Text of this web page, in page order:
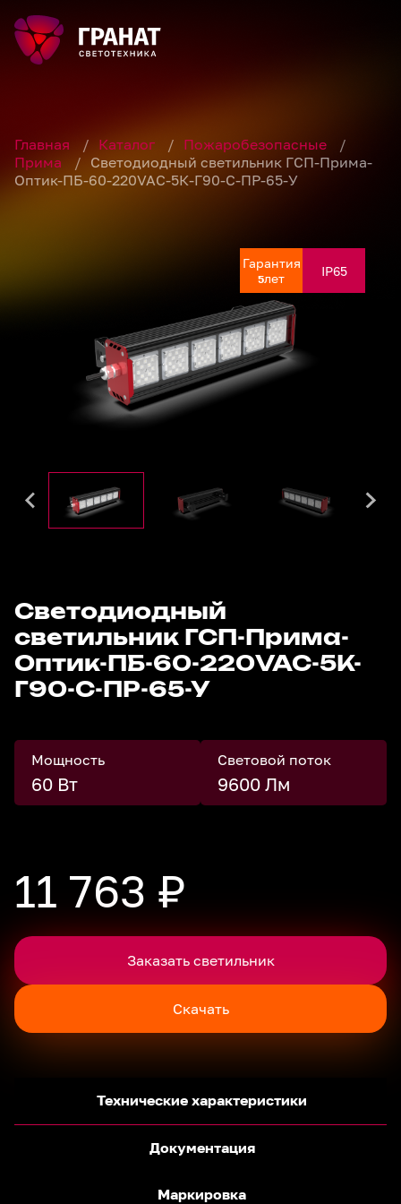
Главная / Каталог / Пожаробезопасные
/
Прима
/ Светодиодный светильник ГСП-Прима-
Оптик-ПБ-60-220VAC-5К-Г90-С-ПР-65-У
Гарантия
5лет IP65
Гарантия
5лет IP65
Гарантия
5лет IP65
Гарантия
5лет IP65
Светодиодный
светильник ГСП-Прима-
Оптик-ПБ-60-220VAC-5К-
Г90-С-ПР-65-У
Мощность
60 Вт
Световой поток
9600 Лм
11 763 ₽
Заказать светильник
Скачать
Технические характеристики
Документация
Маркировка